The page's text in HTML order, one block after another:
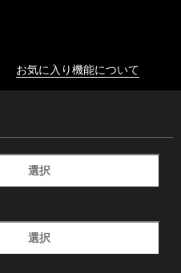
お気に入り機能について
選択
選択